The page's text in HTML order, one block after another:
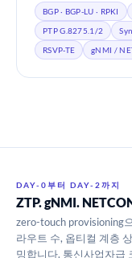
BGP · BGP-LU · RPKI
PTP G.8275.1/2
RSVP-TE
gNMI /
DAY-0부터 DAY-2까지
ZTP. gNMI.
zero-touch provisioning
라우트 수, 옵티컬 계층
밍합니다. 통신사업자급